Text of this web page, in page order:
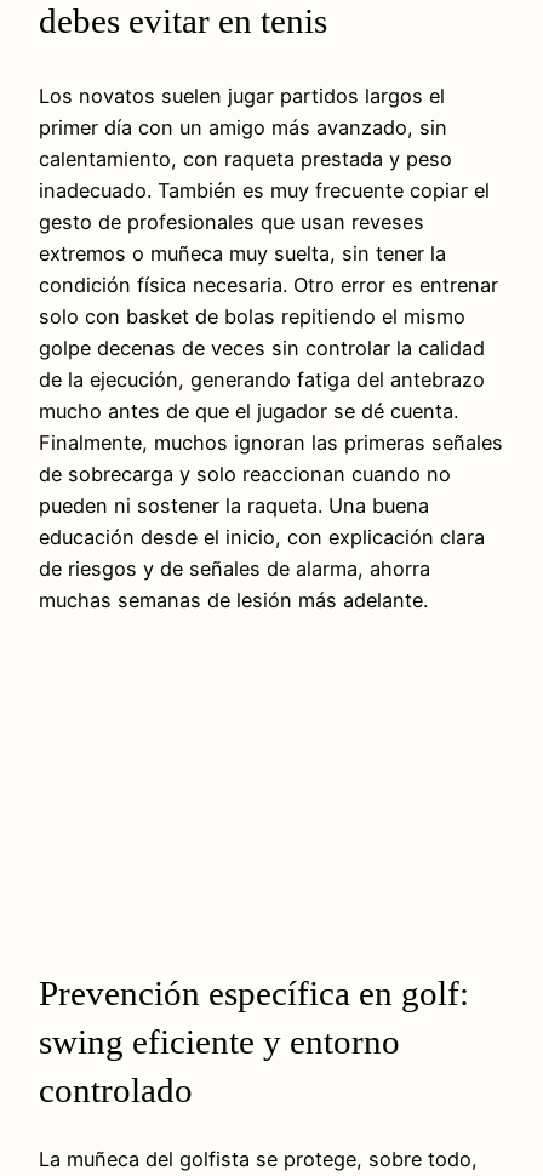
debes evitar en tenis
Los novatos suelen jugar partidos largos el
primer día con un amigo más avanzado, sin
calentamiento, con raqueta prestada y peso
inadecuado. También es muy frecuente copiar el
gesto de profesionales que usan reveses
extremos o muñeca muy suelta, sin tener la
condición física necesaria. Otro error es entrenar
solo con basket de bolas repitiendo el mismo
golpe decenas de veces sin controlar la calidad
de la ejecución, generando fatiga del antebrazo
mucho antes de que el jugador se dé cuenta.
Finalmente, muchos ignoran las primeras señales
de sobrecarga y solo reaccionan cuando no
pueden ni sostener la raqueta. Una buena
educación desde el inicio, con explicación clara
de riesgos y de señales de alarma, ahorra
muchas semanas de lesión más adelante.
Prevención específica en golf:
swing eficiente y entorno
controlado
La muñeca del golfista se protege, sobre todo,